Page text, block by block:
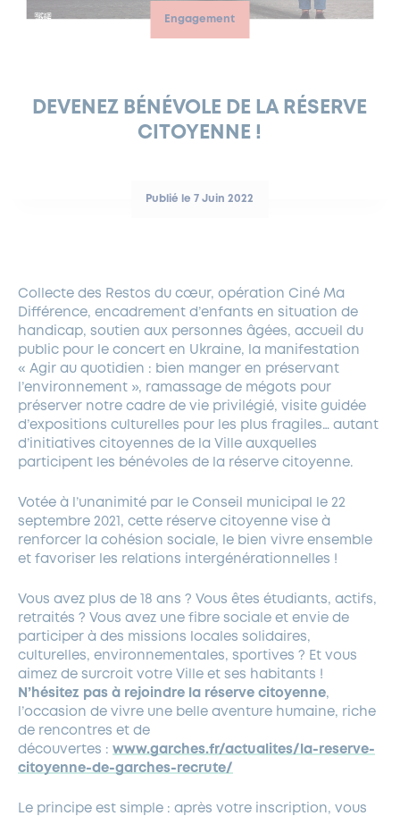
EAU POTABLE ET ASSAINISSEMENT
DÉCLARATION DE CATASTROPHE NATURELLE
LOCATION DE SALLES
INFORMATIONS PRATIQUES
PANNEAUX D’AFFICHAGE LIBRE
DÉVELOPPEMENT DURABLE
DEMANDE D’ABATTAGE
GESTION DU PATRIMOINE ARBORÉ
Engagement
DEVENEZ BÉNÉVOLE DE LA RÉSERVE
CITOYENNE !
Publié le 7 Juin 2022
Collecte des Restos du cœur, opération Ciné Ma
Différence, encadrement d’enfants en situation de
handicap, soutien aux personnes âgées, accueil du
public pour le concert en Ukraine, la manifestation
« Agir au quotidien : bien manger en préservant
l’environnement », ramassage de mégots pour
préserver notre cadre de vie privilégié, visite guidée
d’expositions culturelles pour les plus fragiles… autant
d’initiatives citoyennes de la Ville auxquelles
participent les bénévoles de la réserve citoyenne.
Votée à l’unanimité par le Conseil municipal le 22
septembre 2021, cette réserve citoyenne vise à
renforcer la cohésion sociale, le bien vivre ensemble
et favoriser les relations intergénérationnelles !
Vous avez plus de 18 ans ? Vous êtes étudiants, actifs,
retraités ? Vous avez une fibre sociale et envie de
participer à des missions locales solidaires,
culturelles, environnementales, sportives ? Et vous
aimez de surcroit votre Ville et ses habitants !
N’hésitez pas à rejoindre la réserve citoyenne,
l’occasion de vivre une belle aventure humaine, riche
de rencontres et de
découvertes : www.garches.fr/actualites/la-reserve-
citoyenne-de-garches-recrute/
Le principe est simple : après votre inscription, vous